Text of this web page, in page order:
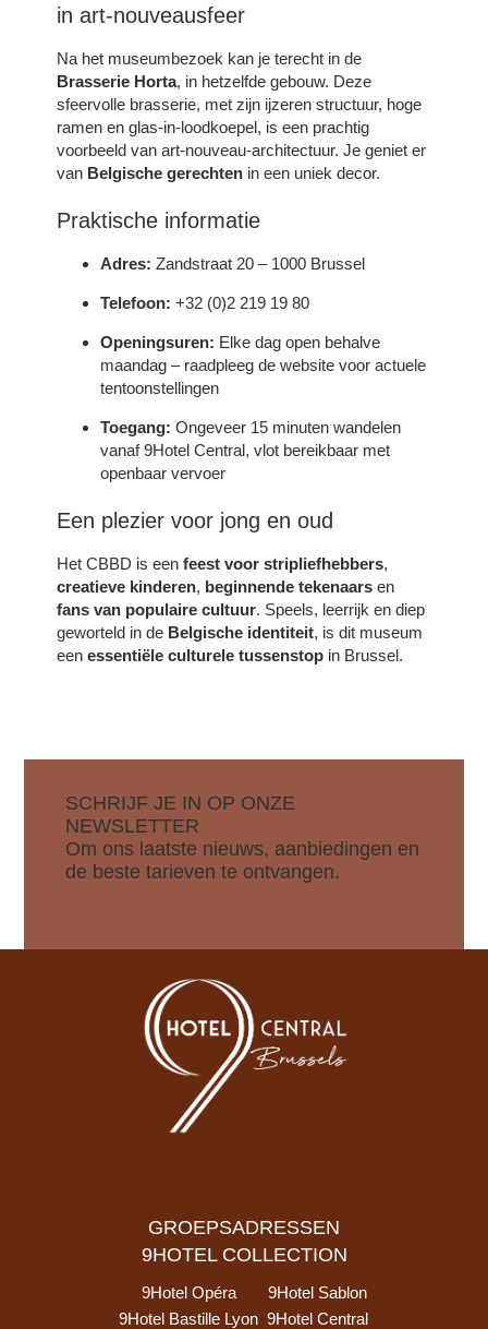
in art-nouveausfeer
Na het museumbezoek kan je terecht in de
Brasserie Horta, in hetzelfde gebouw. Deze
sfeervolle brasserie, met zijn ijzeren structuur, hoge
ramen en glas-in-loodkoepel, is een prachtig
voorbeeld van art-nouveau-architectuur. Je geniet er
van Belgische gerechten in een uniek decor.
Praktische informatie
Adres: Zandstraat 20 – 1000 Brussel
Telefoon: +32 (0)2 219 19 80
Openingsuren: Elke dag open behalve
maandag – raadpleeg de website voor actuele
tentoonstellingen
Toegang: Ongeveer 15 minuten wandelen
vanaf 9Hotel Central, vlot bereikbaar met
openbaar vervoer
Een plezier voor jong en oud
Het CBBD is eenfeest voor stripliefhebbers,
creatieve kinderen, beginnende tekenaars en
fans van populaire cultuur. Speels, leerrijk en diep
geworteld in de Belgische identiteit, is dit museum
eenessentiële culturele tussenstop in Brussel.
SCHRIJF JE IN OP ONZE
NEWSLETTER
Om ons laatste nieuws, aanbiedingen en
de beste tarieven te ontvangen.
GROEPSADRESSEN
9HOTEL COLLECTION
9Hotel Opéra
9Hotel Sablon
9Hotel Bastille Lyon 9Hotel Central
KAMERS
DIENSTEN
SPECIALE AANBIEDINGEN
RUND UM DAS HOTEL
NL
FR EN